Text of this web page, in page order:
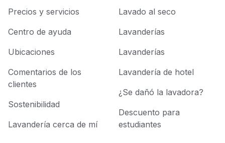
Precios y servicios
Centro de ayuda
Ubicaciones
Comentarios de los
clientes
Sostenibilidad
Lavandería cerca de mí
Lavado al seco
Lavanderías
Lavanderías
Lavandería de hotel
¿Se dañó la lavadora?
Descuento para
estudiantes